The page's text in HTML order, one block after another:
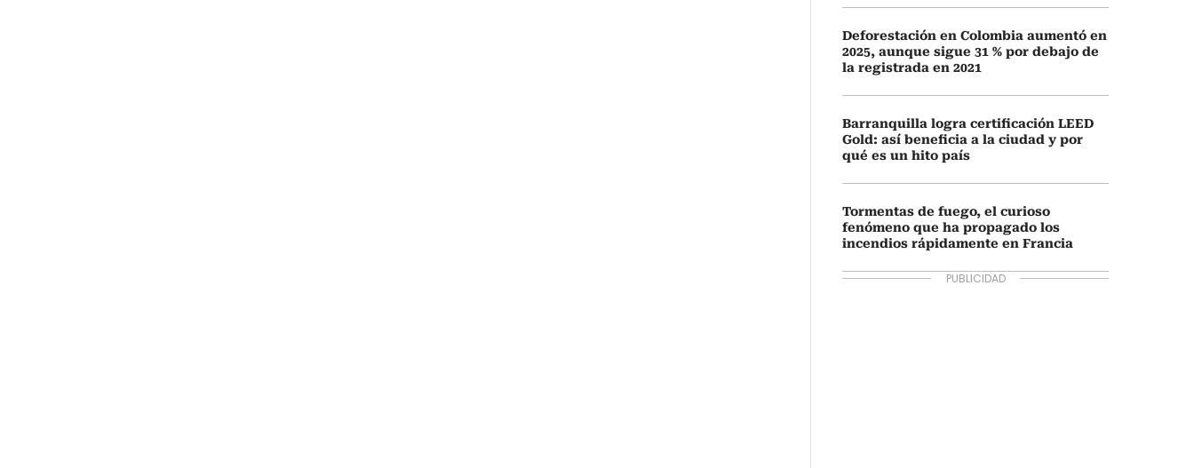
Deforestación en Colombia aumentó en
2025, aunque sigue 31 % por debajo de
la registrada en 2021
Barranquilla logra certificación LEED
Gold: así beneficia a la ciudad y por
qué es un hito país
Tormentas de fuego, el curioso
fenómeno que ha propagado los
incendios rápidamente en Francia